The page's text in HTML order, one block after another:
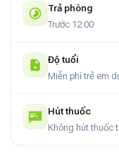
Trả phòng
Trước 12:00
Độ tuổi
Miễn phí trẻ em
Hút thuốc
Không hút thuốc